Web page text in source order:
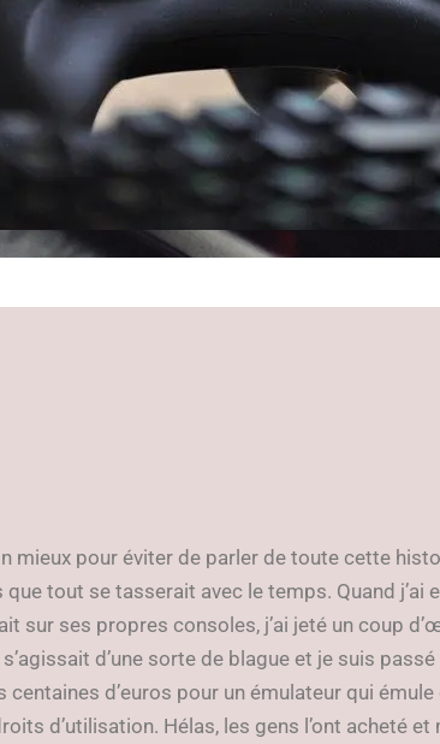
mieux pour éviter de parler de toute cette
que tout se tasserait avec le temps. Quand j’ai
sur ses propres consoles, j’ai jeté un coup
d’une sorte de blague et je suis
d’euros pour un émulateur qui
d’utilisation. Hélas, les gens l’ont acheté